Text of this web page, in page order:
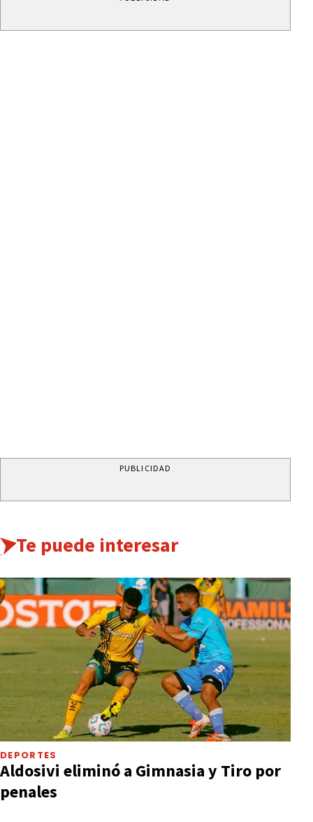
PUBLICIDAD
Te puede interesar
DEPORTES
Aldosivi eliminó a Gimnasia y Tiro por
penales